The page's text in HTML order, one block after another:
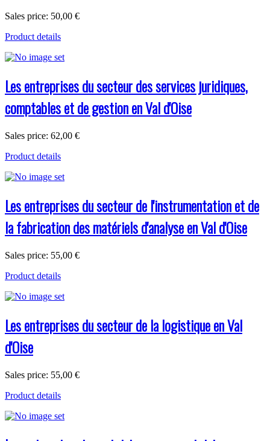
Sales price: 50,00 €
Product details
Les entreprises du secteur des services juridiques,
comptables et de gestion en Val d'Oise
Sales price: 62,00 €
Product details
Les entreprises du secteur de l'instrumentation et de
la fabrication des matériels d'analyse en Val d'Oise
Sales price: 55,00 €
Product details
Les entreprises du secteur de la logistique en Val
d'Oise
Sales price: 55,00 €
Product details